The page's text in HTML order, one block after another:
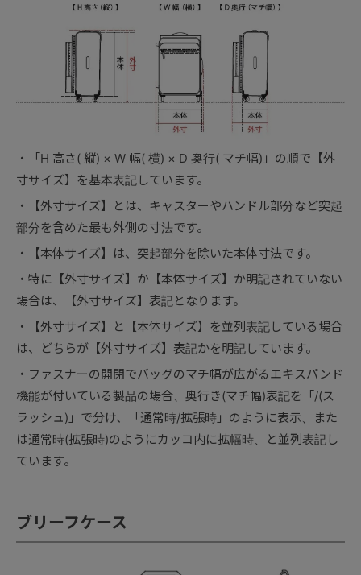
「H 高さ( 縦) × W 幅( 横) × D 奥行( マチ幅)」の順で【外
寸サイズ】を基本表記しています。
【外寸サイズ】とは、キャスターやハンドル部分など突起
部分を含めた最も外側の寸法です。
【本体サイズ】は、突起部分を除いた本体寸法です。
特に【外寸サイズ】か【本体サイズ】か明記されていない
場合は、【外寸サイズ】表記となります。
【外寸サイズ】と【本体サイズ】を並列表記している場合
は、どちらが【外寸サイズ】表記かを明記しています。
ファスナーの開閉でバッグのマチ幅が広がるエキスパンド
機能が付いている製品の場合、奥行き(マチ幅)表記を「/(ス
ラッシュ)」で分け、「通常時/拡張時」のように表示、また
は通常時(拡張時)のようにカッコ内に拡幅時、と並列表記し
ています。
ブリーフケース